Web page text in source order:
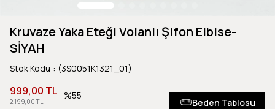
Kruvaze Yaka Eteği Volanlı Şifon Elbise-
SİYAH
Stok Kodu (3S0051K1321_01)
2.199,00 TL
999,00 TL 55
Beden Tablosu